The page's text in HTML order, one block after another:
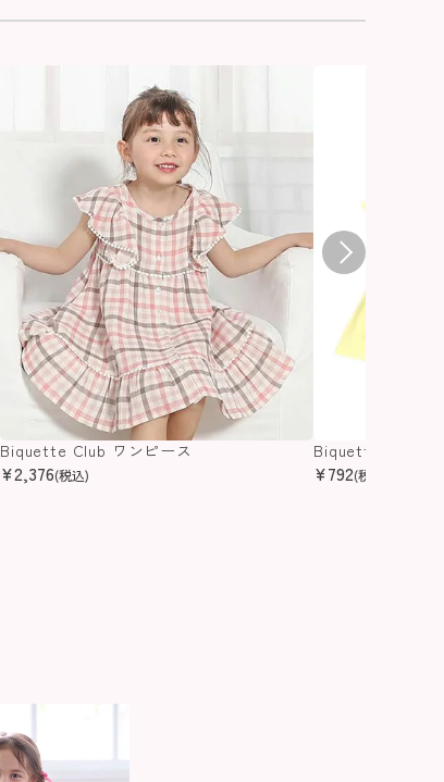
Biquette Club ワンピース
¥2,376(税込)
Biquette Club ワ
¥792(税込)